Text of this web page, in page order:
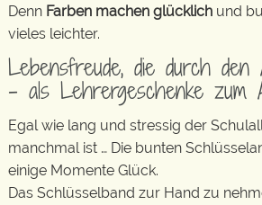
Denn Farben machen glücklich und
vieles leichter.
Lebensfreude, die durch den
– als Lehrergeschenke zum
Egal wie lang und stressig der
manchmal ist … Die bunten
einige Momente Glück.
Das Schlüsselband zur Hand zu